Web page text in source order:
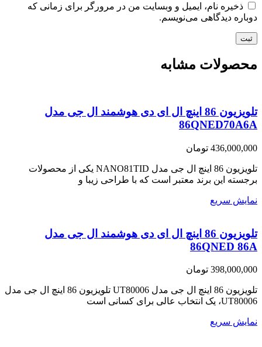
ذخیره نام، ایمیل و وبسایت من در مرورگر برای زمانی که
دوباره دیدگاهی می‌نویسم.
محصولات مشابه
تلویزیون 86 اینچ ال ای دی هوشمند ال جی مدل
86QNED70A6A
436,000,000 تومان
تلویزیون 86 اینچ ال جی مدل NANO81TID یکی از محصولات
برجسته این برند معتبر است که با طراحی زیبا و
نمایش سریع
تلویزیون 86 اینچ ال ای دی هوشمند ال جی مدل
86QNED 86A
398,000,000 تومان
تلویزیون 86 اینچ ال جی مدل UT80006 تلویزیون 86 اینچ ال جی مدل
UT80006، یک انتخاب عالی برای کسانی است
نمایش سریع